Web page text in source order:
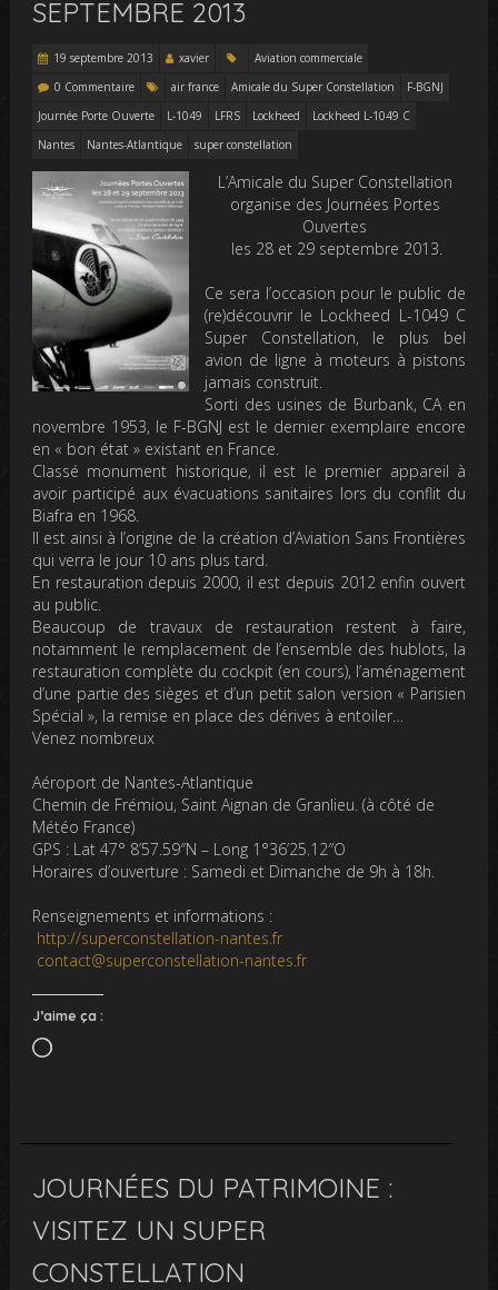
SEPTEMBRE 2013
19 septembre 2013 xavier
Aviation commerciale
0 Commentaire
air france Amicale du Super Constellation
F-BGNJ
Journée Porte Ouverte
L-1049 LFRS Lockheed
Lockheed L-1049 C
Nantes
Nantes-Atlantique super constellation
L’Amicale du Super Constellation
organise des Journées Portes
Ouvertes
les 28 et 29 septembre 2013.
Ce sera l’occasion pour le public de
(re)découvrir le Lockheed L-1049 C
Super Constellation, le plus bel
avion de ligne à moteurs à pistons
jamais construit.
Sorti des usines de Burbank, CA en
novembre 1953, le F-BGNJ est le dernier exemplaire encore
en « bon état » existant en France.
Classé monument historique, il est le premier appareil à
avoir participé aux évacuations sanitaires lors du conflit du
Biafra en 1968.
Il est ainsi à l’origine de la création d’Aviation Sans Frontières
qui verra le jour 10 ans plus tard.
En restauration depuis 2000, il est depuis 2012 enfin ouvert
au public.
Beaucoup de travaux de restauration restent à faire,
notamment le remplacement de l’ensemble des hublots, la
restauration complète du cockpit (en cours), l’aménagement
d’une partie des sièges et d’un petit salon version « Parisien
Spécial », la remise en place des dérives à entoiler…
Venez nombreux
Aéroport de Nantes-Atlantique
Chemin de Frémiou, Saint Aignan de Granlieu. (à côté de
Météo France)
GPS : Lat 47° 8’57.59″N – Long 1°36’25.12″O
Horaires d’ouverture : Samedi et Dimanche de 9h à 18h.
Renseignements et informations :
http://superconstellation-nantes.fr
contact@superconstellation-nantes.fr
J’aime ça :
Chargement…
JOURNÉES DU PATRIMOINE :
VISITEZ UN SUPER
CONSTELLATION